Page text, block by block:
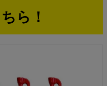
ら！